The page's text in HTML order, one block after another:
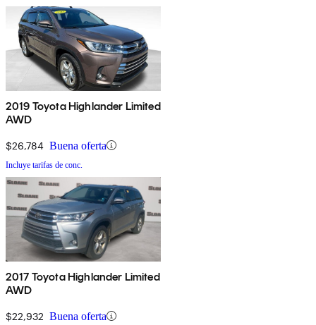
2019 Toyota Highlander Limited
AWD
$26,784 Buena oferta
Incluye tarifas de conc.
2017 Toyota Highlander Limited
AWD
$22,932 Buena oferta